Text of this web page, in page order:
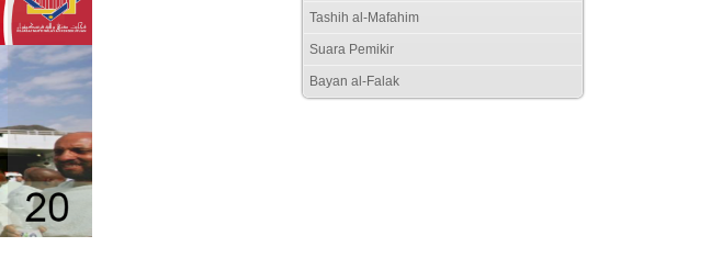
Tashih al-Mafahim
Suara Pemikir
Bayan al-Falak